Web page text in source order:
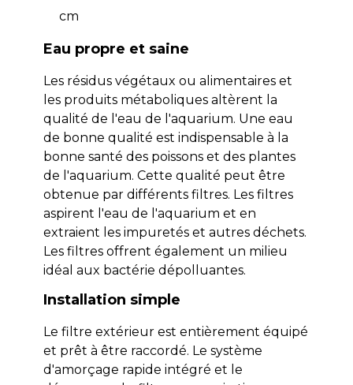
cm
Eau propre et saine
Les résidus végétaux ou alimentaires et
les produits métaboliques altèrent la
qualité de l'eau de l'aquarium. Une eau
de bonne qualité est indispensable à la
bonne santé des poissons et des plantes
de l'aquarium. Cette qualité peut être
obtenue par différents filtres. Les filtres
aspirent l'eau de l'aquarium et en
extraient les impuretés et autres déchets.
Les filtres offrent également un milieu
idéal aux bactérie dépolluantes.
Installation simple
Le filtre extérieur est entièrement équipé
et prêt à être raccordé. Le système
d'amorçage rapide intégré et le